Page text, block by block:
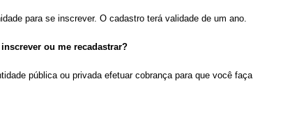
para se inscrever. O cadastro terá validade de um ano.
ou me recadastrar?
pública ou privada efetuar cobrança para que você faça